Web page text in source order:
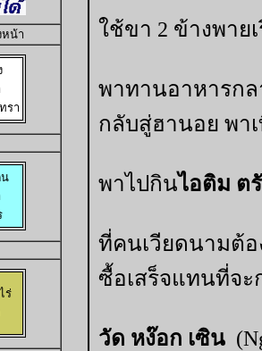
น้า
รา
ร่
ใช้ขา 2 ข้างพาย
พาทานอาหารก
กลับสู่ฮานอย พา
พาไปกินไอติม ต
ที่คนเวียดนามต้อ
ซื้อเสร็จแทนที่จ
วัด หง๊อก เซิน